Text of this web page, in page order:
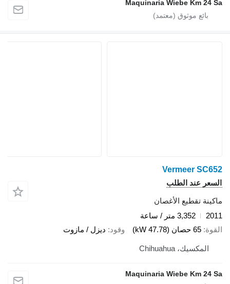
Maquinaria Wiebe Km 24
Vermeer
عند الطلب
تقطيع الأغصان
3,352 متر / ساعة
65 حصان (47.78 kW) وقود ديزل / مازوت
المكسيك، Chihuahua
Maquinaria Wiebe Km 24